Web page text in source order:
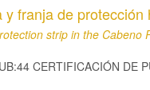
franja de
strip in the Cabeno
CERTIFICACIÓN DE